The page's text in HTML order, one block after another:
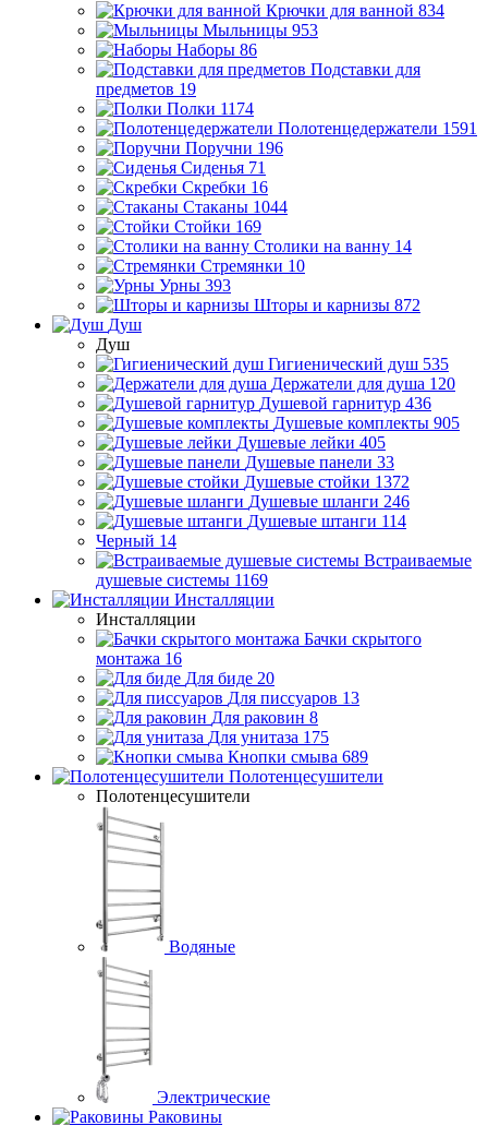
Крючки для ванной 834
Мыльницы 953
Наборы 86
Подставки для
предметов 19
Полки 1174
Полотенцедержатели 1591
Поручни 196
Сиденья 71
Скребки 16
Стаканы 1044
Стойки 169
Столики на ванну 14
Стремянки 10
Урны 393
Шторы и карнизы 872
Душ
Душ
Гигиенический душ 535
Держатели для душа 120
Душевой гарнитур 436
Душевые комплекты 905
Душевые лейки 405
Душевые панели 33
Душевые стойки 1372
Душевые шланги 246
Душевые штанги 114
Черный 14
Встраиваемые
душевые системы 1169
Инсталляции
Инсталляции
Бачки скрытого
монтажа 16
Для биде 20
Для писсуаров 13
Для раковин 8
Для унитаза 175
Кнопки смыва 689
Полотенцесушители
Полотенцесушители
Водяные
Электрические
Раковины